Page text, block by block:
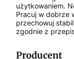
użytkowaniem.
Pracuj w dobrze
przechowuj
zgodnie z
Producent